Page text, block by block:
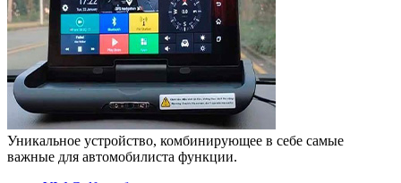
Уникальное устройство, комбинирующее в себе самые
важные для автомобилиста функции.